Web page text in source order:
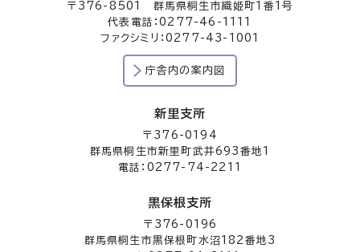
〒376-8501 群馬県桐生市織姫町1番1号
代表電話：0277-46-1111
ファクシミリ：0277-43-1001
庁舎内の案内図
新里支所
〒376-0194
群馬県桐生市新里町武井693番地1
電話：0277-74-2211
黒保根支所
〒376-0196
群馬県桐生市黒保根町水沼182番地3